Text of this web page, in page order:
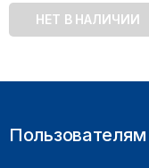
НЕТ В НАЛИЧИИ
Пользователям